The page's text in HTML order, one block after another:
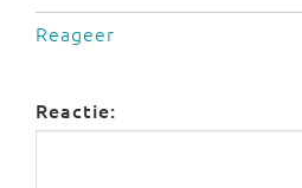
Reageer
Reactie: